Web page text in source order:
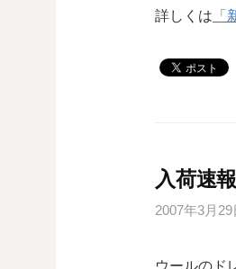
詳しくは 「
入荷速
2007年3月29
ウールのド